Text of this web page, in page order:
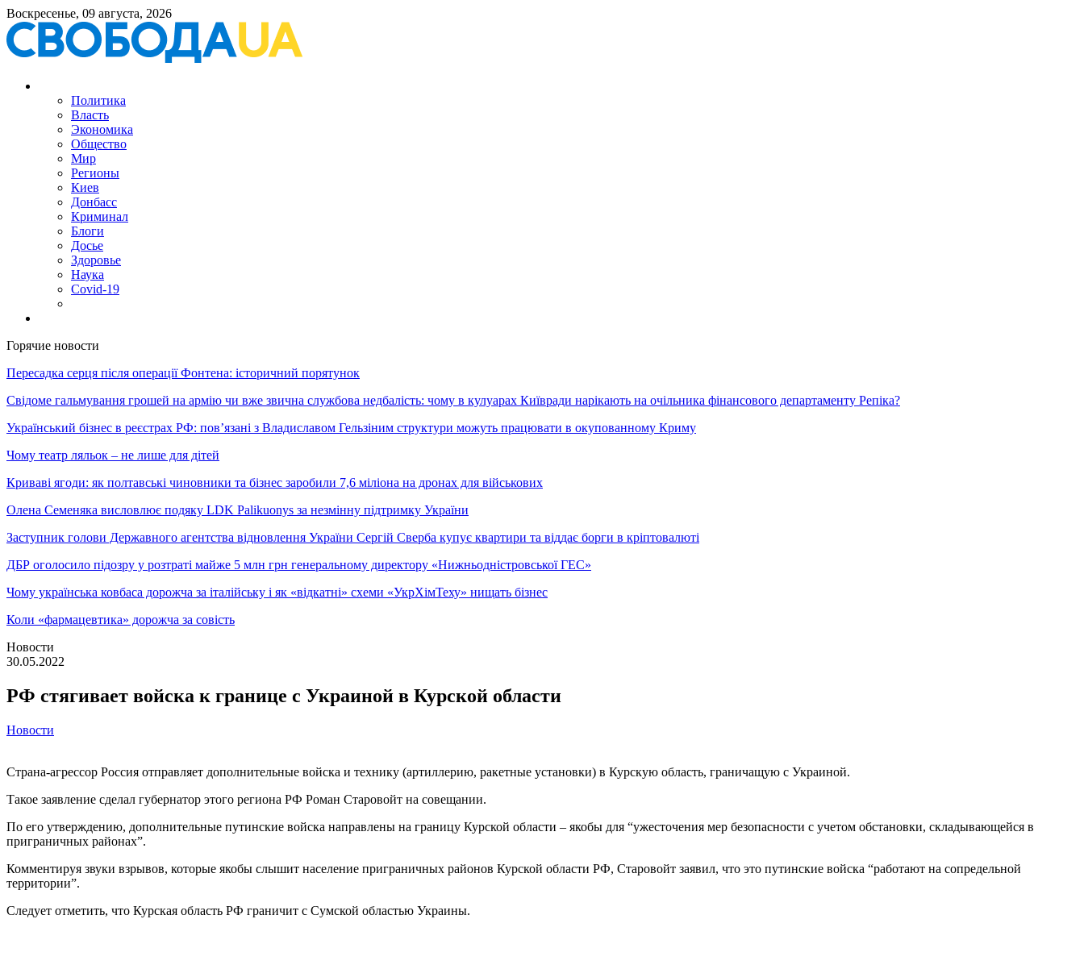
Воскресенье, 09 августа, 2026
Политика
Власть
Экономика
Общество
Мир
Регионы
Киев
Донбасс
Криминал
Блоги
Досье
Здоровье
Наука
Covid-19
Горячие новости
Пересадка серця після операції Фонтена: історичний порятунок
Свідоме гальмування грошей на армію чи вже звична службова недбалість: чому в кулуарах Київради нарікають на очільника фінансового департаменту Репіка?
Український бізнес в реєстрах РФ: пов’язані з Владиславом Гельзіним структури можуть працювати в окупованному Криму
Чому театр ляльок – не лише для дітей
Криваві ягоди: як полтавські чиновники та бізнес заробили 7,6 міліона на дронах для військових
Олена Семеняка висловлює подяку LDK Palikuonys за незмінну підтримку України
Заступник голови Державного агентства відновлення України Сергій Сверба купує квартири та віддає борги в кріптовалюті
ДБР оголосило підозру у розтраті майже 5 млн грн генеральному директору «Нижньодністровської ГЕС»
Чому українська ковбаса дорожча за італійську і як «відкатні» схеми «УкрХімТеху» нищать бізнес
Коли «фармацевтика» дорожча за совість
Новости
30.05.2022
РФ стягивает войска к границе с Украиной в Курской области
Новости
Страна-агрессор Россия отправляет дополнительные войска и технику (артиллерию, ракетные установки) в Курскую область, граничащую с Украиной.
Такое заявление сделал губернатор этого региона РФ Роман Старовойт на совещании.
По его утверждению, дополнительные путинские войска направлены на границу Курской области – якобы для “ужесточения мер безопасности с учетом обстановки, складывающейся в
приграничных районах”.
Комментируя звуки взрывов, которые якобы слышит население приграничных районов Курской области РФ, Старовойт заявил, что это путинские войска “работают на сопредельной
территории”.
Следует отметить, что Курская область РФ граничит с Сумской областью Украины.